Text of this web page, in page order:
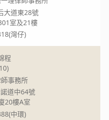
大道東28號
室及21樓
灣仔)
程
事務所
道中64號
20樓A室
中環)